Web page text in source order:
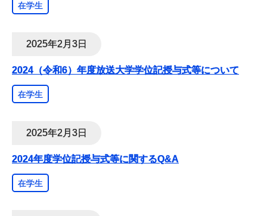
在学生
2025年2月3日
2024（令和6）年度放送大学学位記授与式等について
在学生
2025年2月3日
2024年度学位記授与式等に関するQ&A
在学生